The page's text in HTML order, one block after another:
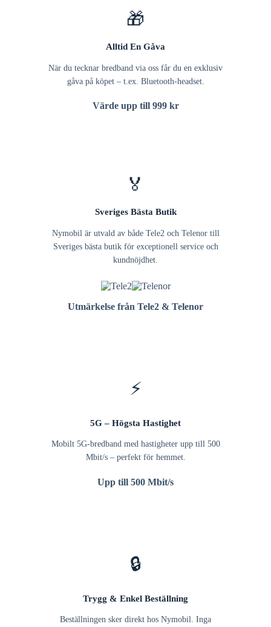
🎁
Alltid En Gåva
När du tecknar bredband via oss får du en exklusiv
gåva på köpet – t.ex. Bluetooth-headset.
Värde upp till 999 kr
🏅
Sveriges Bästa Butik
Nymobil är utvald av både Tele2 och Telenor till
Sveriges bästa butik för exceptionell service och
kundnöjdhet.
Utmärkelse från Tele2 & Telenor
⚡
5G – Högsta Hastighet
Mobilt 5G-bredband med hastigheter upp till 500
Mbit/s – perfekt för hemmet.
Upp till 500 Mbit/s
🔒
Trygg & Enkel Beställning
Beställningen sker direkt hos Nymobil. Inga